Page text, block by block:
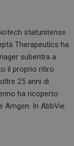
statunitense
Therapeutics ha
subentra a
il proprio ritiro
25 anni di
ha ricoperto
Amgen. In AbbVie